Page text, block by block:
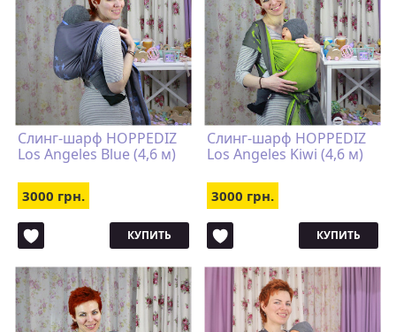
Слинг-шарф HOPPEDIZ
Los Angeles Blue (4,6 м)
3000 грн.
КУПИТЬ
Слинг-шарф HOPPEDIZ
Los Angeles Kiwi (4,6 м)
3000 грн.
КУПИТЬ